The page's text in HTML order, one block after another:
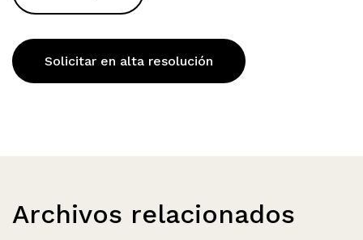
Solicitar en alta resolución
Archivos relacionados